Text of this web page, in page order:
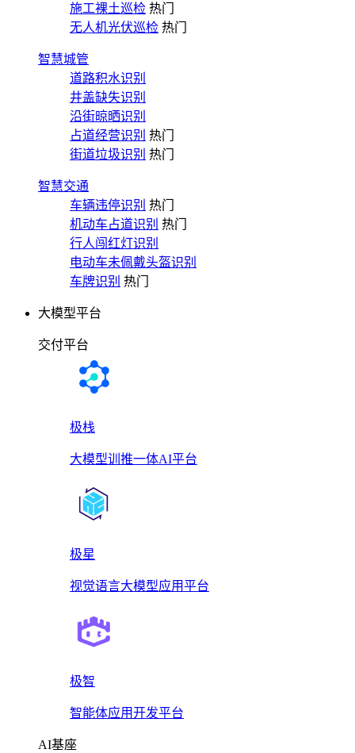
施工裸土巡检 热门
无人机光伏巡检 热门
智慧城管
道路积水识别
井盖缺失识别
沿街晾晒识别
占道经营识别 热门
街道垃圾识别 热门
智慧交通
车辆违停识别 热门
机动车占道识别 热门
行人闯红灯识别
电动车未佩戴头盔识别
车牌识别 热门
大模型平台
交付平台
极栈
大模型训推一体AI平台
极星
视觉语言大模型应用平台
极智
智能体应用开发平台
AI基座